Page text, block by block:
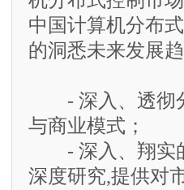
中国计算机分布
的洞悉未来发展趋
- 深入、透彻分
与商业模式；
- 深入、翔实的
深度研究,提供对